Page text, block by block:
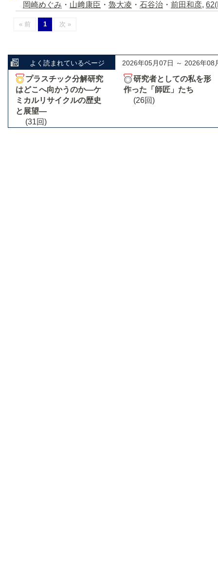
岡崎めぐみ ・ 山﨑康臣 ・ 魯大凌 ・ 石谷治 ・ 前田和彦,
« 前 1 次 »
よく読まれているページ 2026年05月07日 ～ 2026年08
プラスチック分解研究
はどこへ向かうのか―ケ
ミカルリサイクルの歴史
と展望―
(31回)
研究者としての私を形
作った「師匠」たち
(26回)